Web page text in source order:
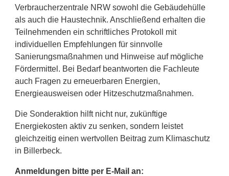
Verbraucherzentrale NRW sowohl die Gebäudehülle
als auch die Haustechnik. Anschließend erhalten die
Teilnehmenden ein schriftliches Protokoll mit
individuellen Empfehlungen für sinnvolle
Sanierungsmaßnahmen und Hinweise auf mögliche
Fördermittel. Bei Bedarf beantworten die Fachleute
auch Fragen zu erneuerbaren Energien,
Energieausweisen oder Hitzeschutzmaßnahmen.
Die Sonderaktion hilft nicht nur, zukünftige
Energiekosten aktiv zu senken, sondern leistet
gleichzeitig einen wertvollen Beitrag zum Klimaschutz
in Billerbeck.
Anmeldungen bitte per E-Mail an: